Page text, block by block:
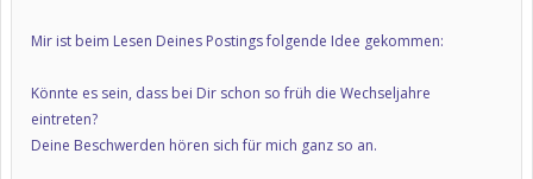
Mir ist beim Lesen Deines Postings folgende Idee gekommen:
Könnte es sein, dass bei Dir schon so früh die Wechseljahre
eintreten?
Deine Beschwerden hören sich für mich ganz so an.